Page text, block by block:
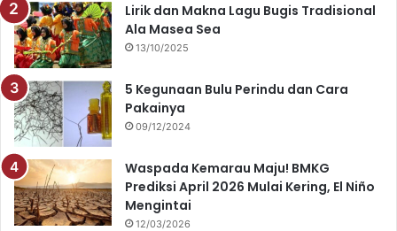
o
e
m
Lirik dan Makna Lagu Bugis Tradisional
Ala Masea Sea
13/10/2025
5 Kegunaan Bulu Perindu dan Cara
Pakainya
09/12/2024
Waspada Kemarau Maju! BMKG
Prediksi April 2026 Mulai Kering, El Niño
Mengintai
12/03/2026